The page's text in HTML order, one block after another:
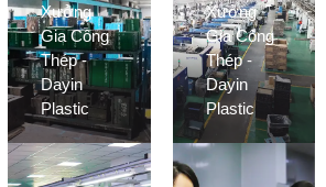
Xưởng
Gia Công
Thép -
Dayin
Plastic
Xưởng
Gia Công
Thép -
Dayin
Plastic